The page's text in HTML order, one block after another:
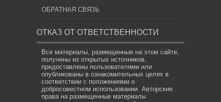
ОБРАТНАЯ СВЯЗЬ
ОТКАЗ ОТ ОТВЕТСТВЕННОСТИ
Все материалы, размещенные на этом сайте,
получены из открытых источников,
предоставлены пользователями или
опубликованы в ознакомительных целях в
соответствии с положениями о
добросовестном использовании. Авторские
права на размещенные материалы